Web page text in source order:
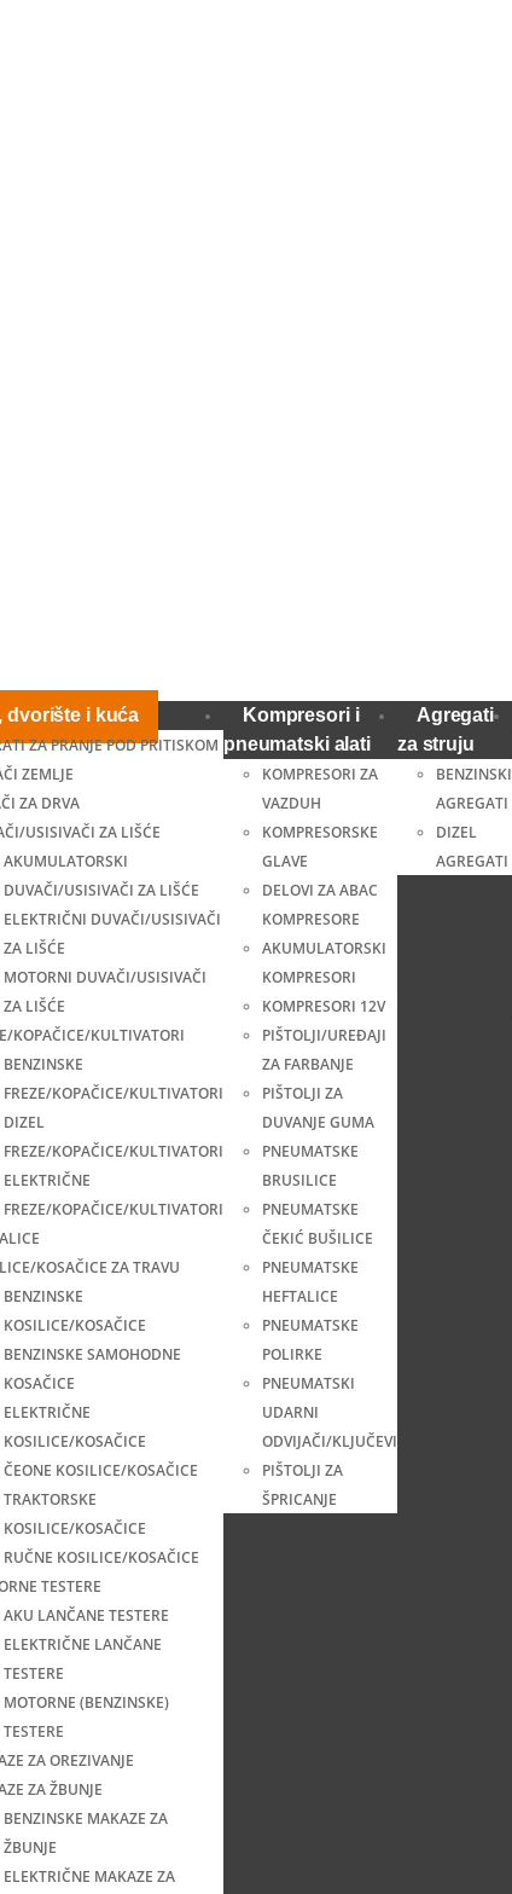
dvorište i kuća
ZA PRANJE POD PRITISKOM
ZEMLJE
ZA DRVA
USISIVAČI ZA LIŠĆE
AKUMULATORSKI
DUVAČI/USISIVAČI ZA LIŠĆE
ELEKTRIČNI DUVAČI/USISIVAČI
ZA LIŠĆE
MOTORNI DUVAČI/USISIVAČI
ZA LIŠĆE
KOPAČICE/KULTIVATORI
BENZINSKE
FREZE/KOPAČICE/KULTIVATORI
DIZEL
FREZE/KOPAČICE/KULTIVATORI
ELEKTRIČNE
FREZE/KOPAČICE/KULTIVATORI
KOSAČICE ZA TRAVU
BENZINSKE
KOSILICE/KOSAČICE
BENZINSKE SAMOHODNE
KOSAČICE
ELEKTRIČNE
KOSILICE/KOSAČICE
ČEONE KOSILICE/KOSAČICE
TRAKTORSKE
KOSILICE/KOSAČICE
RUČNE KOSILICE/KOSAČICE
TESTERE
AKU LANČANE TESTERE
ELEKTRIČNE LANČANE
TESTERE
MOTORNE (BENZINSKE)
TESTERE
ZA OREZIVANJE
ZA ŽBUNJE
BENZINSKE MAKAZE ZA
ŽBUNJE
ELEKTRIČNE MAKAZE ZA
Kompresori i
pneumatski alati
KOMPRESORI ZA
VAZDUH
KOMPRESORSKE
GLAVE
DELOVI ZA ABAC
KOMPRESORE
AKUMULATORSKI
KOMPRESORI
KOMPRESORI 12V
PIŠTOLJI/UREĐAJI
ZA FARBANJE
PIŠTOLJI ZA
DUVANJE GUMA
PNEUMATSKE
BRUSILICE
PNEUMATSKE
ČEKIĆ BUŠILICE
PNEUMATSKE
HEFTALICE
PNEUMATSKE
POLIRKE
PNEUMATSKI
UDARNI
ODVIJAČI/KLJUČEVI
PIŠTOLJI ZA
ŠPRICANJE
Agregati
za struju
BENZINSKI
AGREGATI
DIZEL
AGREGATI